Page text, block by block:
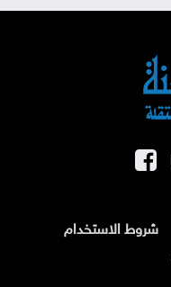
شروط الاستخدام